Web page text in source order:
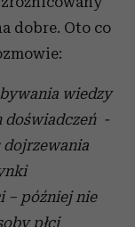
dobre. Oto co
wiedzy
doświadczeń -
dojrzewania
– później nie
płci